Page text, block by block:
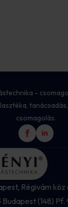
-
csomagolás.
Régivám köz
(148) Pf.